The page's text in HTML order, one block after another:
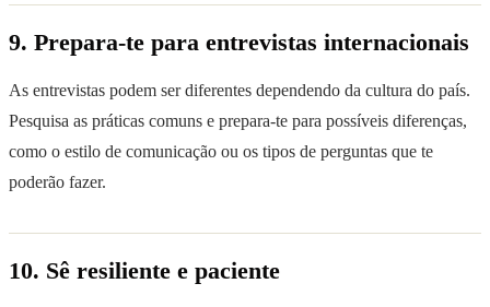
9. Prepara-te para entrevistas internacionais
As entrevistas podem ser diferentes dependendo da cultura do país.
Pesquisa as práticas comuns e prepara-te para possíveis diferenças,
como o estilo de comunicação ou os tipos de perguntas que te
poderão fazer.
10. Sê resiliente e paciente